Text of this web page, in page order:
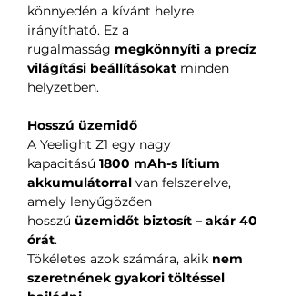
könnyedén a kívánt helyre
irányítható. Ez a
rugalmasság megkönnyíti a precíz
világítási beállításokat minden
helyzetben.
Hosszú üzemidő
A Yeelight Z1 egy nagy
kapacitású 1800 mAh-s lítium
akkumulátorral van felszerelve,
amely lenyűgözően
hosszú üzemidőt biztosít – akár 40
órát.
Tökéletes azok számára, akik nem
szeretnének gyakori töltéssel